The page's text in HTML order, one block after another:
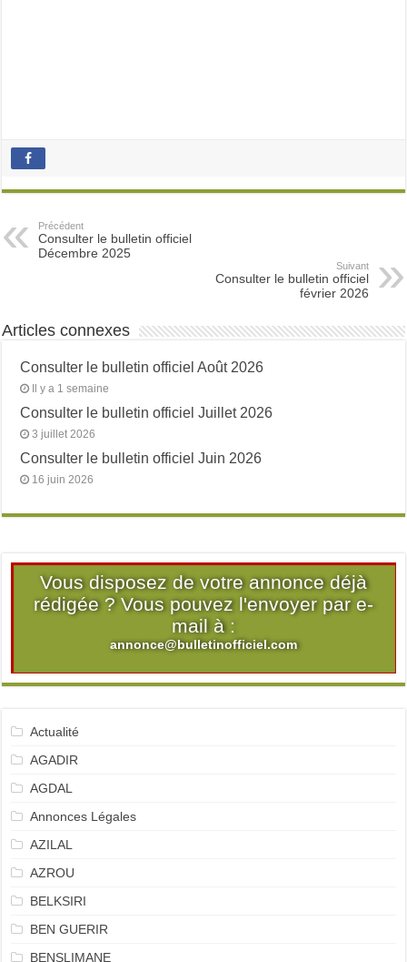
Précédent
Consulter le bulletin officiel
Décembre 2025
Suivant
Consulter le bulletin officiel
février 2026
Articles connexes
Consulter le bulletin officiel Août 2026
Il y a 1 semaine
Consulter le bulletin officiel Juillet 2026
3 juillet 2026
Consulter le bulletin officiel Juin 2026
16 juin 2026
Vous disposez de votre annonce déjà
rédigée ? Vous pouvez l'envoyer par e-
mail à :
annonce@bulletinofficiel.com
Actualité
AGADIR
AGDAL
Annonces Légales
AZILAL
AZROU
BELKSIRI
BEN GUERIR
BENSLIMANE